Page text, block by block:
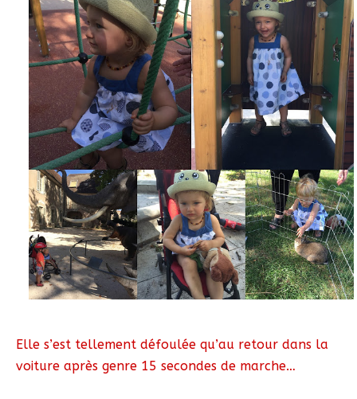
Elle s’est tellement défoulée qu’au retour dans la
voiture après genre 15 secondes de marche…